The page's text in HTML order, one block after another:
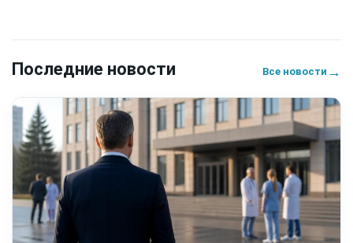
Последние новости Все новости →